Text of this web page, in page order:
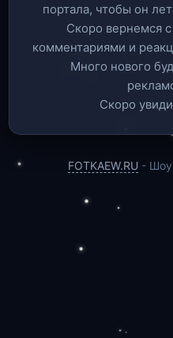
портала, чтобы он
Скоро вернемся
комментариями и
Много нового
Скоро
FOTKAEW.RU -